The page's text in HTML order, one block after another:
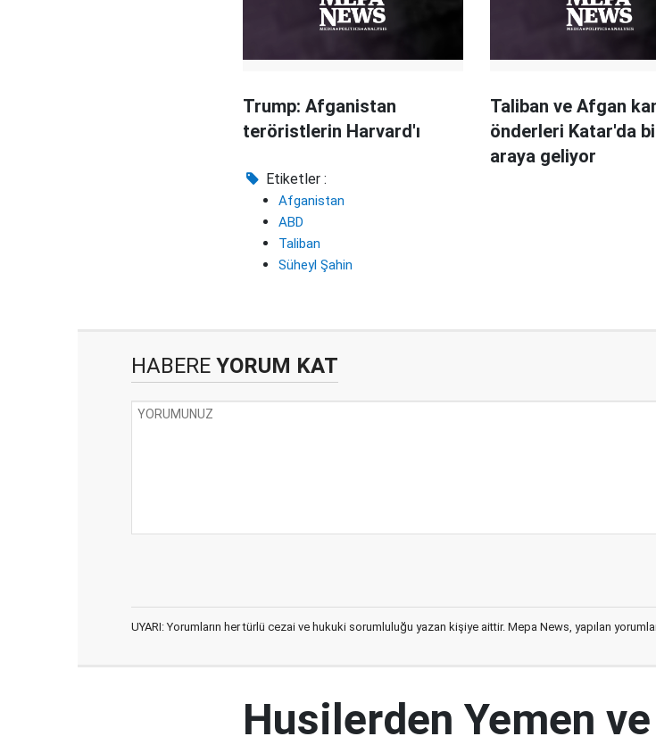
Trump: Afganistan
teröristlerin Harvard'ı
Taliban ve Afgan
önderleri Katar'da
araya geliyor
Etiketler :
Afganistan
ABD
Taliban
Süheyl Şahin
HABERE YORUM KAT
UYARI: Yorumların her türlü cezai ve hukuki sorumluluğu yazan kişiye aittir. Mepa News, yapılan
Husilerden Yemen